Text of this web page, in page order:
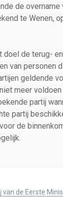
de
te Wenen,
doel de terug-
van personen
geldende
meer
partij
partij
de
van de Eerste